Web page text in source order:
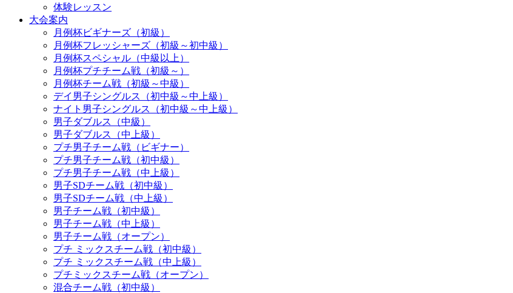
体験レッスン
大会案内
月例杯ビギナーズ（初級）
月例杯フレッシャーズ（初級～初中級）
月例杯スペシャル（中級以上）
月例杯プチチーム戦（初級～）
月例杯チーム戦（初級～中級）
デイ男子シングルス（初中級～中上級）
ナイト男子シングルス（初中級～中上級）
男子ダブルス（中級）
男子ダブルス（中上級）
プチ男子チーム戦（ビギナー）
プチ男子チーム戦（初中級）
プチ男子チーム戦（中上級）
男子SDチーム戦（初中級）
男子SDチーム戦（中上級）
男子チーム戦（初中級）
男子チーム戦（中上級）
男子チーム戦（オープン）
プチ ミックスチーム戦（初中級）
プチ ミックスチーム戦（中上級）
プチミックスチーム戦（オープン）
混合チーム戦（初中級）